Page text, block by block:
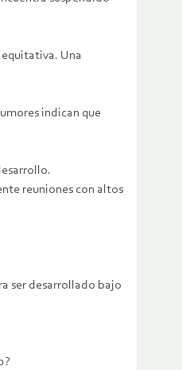
Una
indican que
reuniones con altos
ser desarrollado bajo